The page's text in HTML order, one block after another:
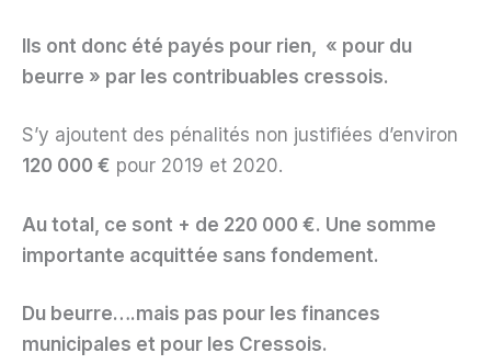
Ils ont donc été payés pour rien, « pour du
beurre » par les contribuables cressois.
S’y ajoutent des pénalités non justifiées d’environ
120 000 € pour 2019 et 2020.
Au total, ce sont + de 220 000 €. Une somme
importante acquittée sans fondement.
Du beurre….mais pas pour les finances
municipales et pour les Cressois.